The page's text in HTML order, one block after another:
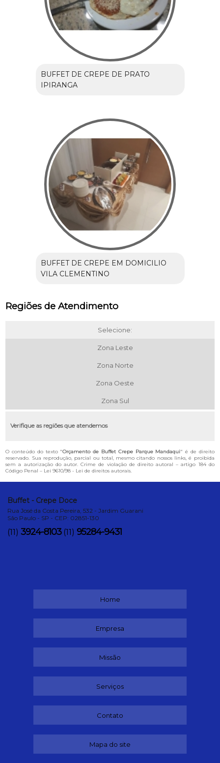
BUFFET DE CREPE DE PRATO
IPIRANGA
BUFFET DE CREPE EM DOMICILIO
VILA CLEMENTINO
Regiões de Atendimento
Selecione:
Zona Leste
Zona Norte
Zona Oeste
Zona Sul
Verifique as regiões que atendemos
O conteúdo do texto "Orçamento de Buffet Crepe Parque Mandaqui" é de direito
reservado. Sua reprodução, parcial ou total, mesmo citando nossos links, é proibida
sem a autorização do autor. Crime de violação de direito autoral – artigo 184 do
Código Penal – Lei 9610/98 - Lei de direitos autorais.
Buffet - Crepe Doce
Rua José da Costa Pereira, 532 - Jardim Guarani
São Paulo - SP - CEP: 02851-130
(11) 3924-8103 (11) 95284-9431
Home
Empresa
Missão
Serviços
Contato
Mapa do site